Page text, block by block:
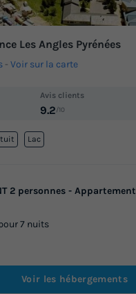
Les Angles Pyrénées
-Voir sur la carte
Avis clients
9.2/10
Lac
2 personnes -
7 nuits
Voir les hébergements